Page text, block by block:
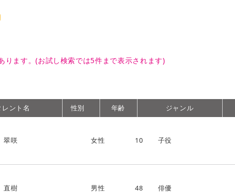
ります。(お試し検索では5件まで表示されます)
レント名 性別 年齢 ジャンル
咲 女性 10 子役
樹 男性 48 俳優